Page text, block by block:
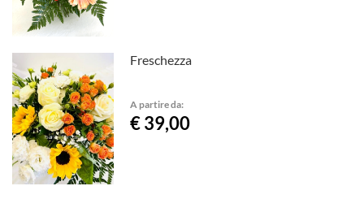
Freschezza
A partire da:
€ 39,00